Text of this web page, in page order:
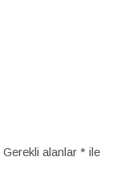
Gerekli alanlar * ile